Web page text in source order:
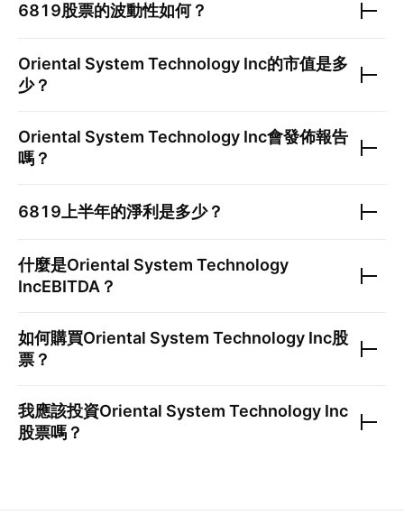
6819股票的波動性如何？
Oriental System Technology Inc的市值是多
少？
Oriental System Technology Inc會發佈報告
嗎？
6819 上半年的淨利是多少？
什麼是Oriental System Technology
IncEBITDA？
如何購買Oriental System Technology Inc股
票？
我應該投資Oriental System Technology Inc
股票嗎？